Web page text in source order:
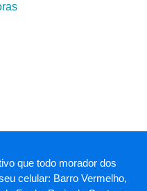
que todo morador dos
celular: Barro Vermelho,